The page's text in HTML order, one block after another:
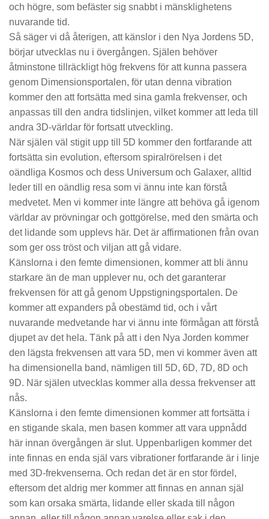
och högre, som befäster sig snabbt i mänsklighetens
nuvarande tid.
Så säger vi då återigen, att känslor i den Nya Jordens 5D,
börjar utvecklas nu i övergången. Själen behöver
åtminstone tillräckligt hög frekvens för att kunna passera
genom Dimensionsportalen, för utan denna vibration
kommer den att fortsätta med sina gamla frekvenser, och
anpassas till den andra tidslinjen, vilket kommer att leda till
andra 3D-världar för fortsatt utveckling.
När själen väl stigit upp till 5D kommer den fortfarande att
fortsätta sin evolution, eftersom spiralrörelsen i det
oändliga Kosmos och dess Universum och Galaxer, alltid
leder till en oändlig resa som vi ännu inte kan förstå
medvetet. Men vi kommer inte längre att behöva gå igenom
världar av prövningar och gottgörelse, med den smärta och
det lidande som upplevs här. Det är affirmationen från ovan
som ger oss tröst och viljan att gå vidare.
Känslorna i den femte dimensionen, kommer att bli ännu
starkare än de man upplever nu, och det garanterar
frekvensen för att gå genom Uppstigningsportalen. De
kommer att expanders på obestämd tid, och i vårt
nuvarande medvetande har vi ännu inte förmågan att förstå
djupet av det hela. Tänk på att i den Nya Jorden kommer
den lägsta frekvensen att vara 5D, men vi kommer även att
ha dimensionella band, nämligen till 5D, 6D, 7D, 8D och
9D. När själen utvecklas kommer alla dessa frekvenser att
nås.
Känslorna i den femte dimensionen kommer att fortsätta i
en stigande skala, men basen kommer att vara uppnådd
här innan övergången är slut. Uppenbarligen kommer det
inte finnas en enda själ vars vibrationer fortfarande är i linje
med 3D-frekvenserna. Och redan det är en stor fördel,
eftersom det aldrig mer kommer att finnas en annan själ
som kan orsaka smärta, lidande eller skada till någon